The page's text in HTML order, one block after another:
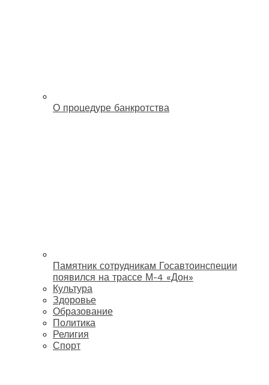
О процедуре банкротства
Памятник сотрудникам Госавтоинспеции
появился на трассе М-4 «Дон»
Культура
Здоровье
Образование
Политика
Религия
Спорт